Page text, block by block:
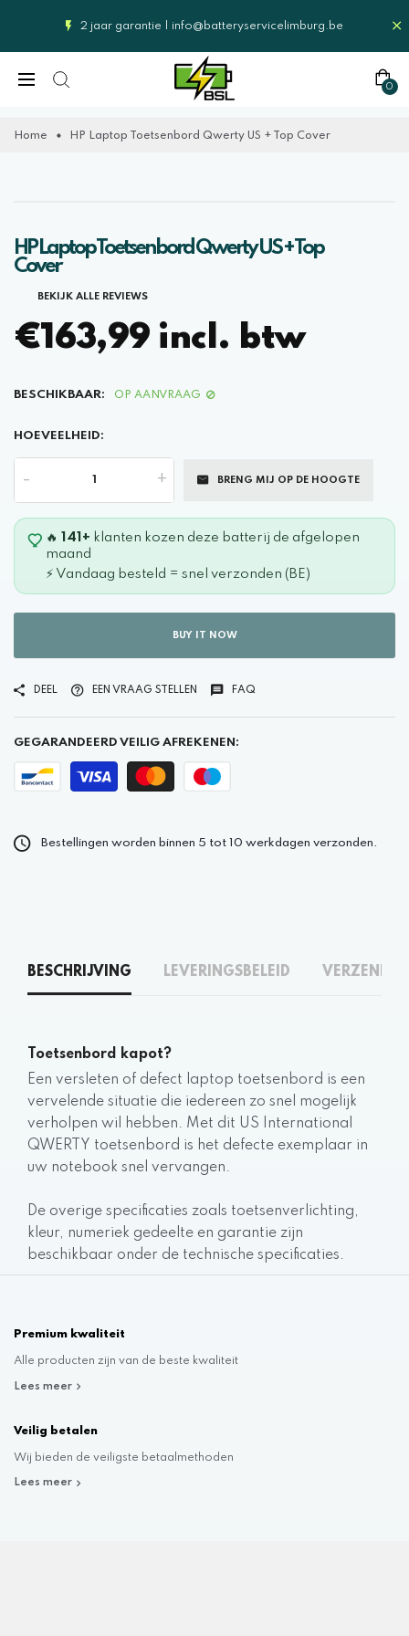
2 jaar garantie | info@batteryservicelimburg.be
0
Home HP Laptop Toetsenbord Qwerty US + Top Cover
HP Laptop Toetsenbord Qwerty US + Top
Cover
BEKIJK ALLE REVIEWS
€163,99 incl. btw
BESCHIKBAAR: OP AANVRAAG
HOEVEELHEID:
- + BRENG MIJ OP DE HOOGTE
🔥 141+ klanten kozen deze batterij de afgelopen
maand
⚡ Vandaag besteld = snel verzonden (BE)
BUY IT NOW
DEEL EEN VRAAG STELLEN FAQ
GEGARANDEERD VEILIG AFREKENEN:
Bestellingen worden binnen 5 tot 10 werkdagen verzonden.
BESCHRIJVING LEVERINGSBELEID
Toetsenbord kapot?
Een versleten of defect laptop toetsenbord is een
vervelende situatie die iedereen zo snel mogelijk
verholpen wil hebben. Met dit US International
QWERTY toetsenbord is het defecte exemplaar in
uw notebook snel vervangen.
De overige specificaties zoals toetsenverlichting,
kleur, numeriek gedeelte en garantie zijn
beschikbaar onder de technische specificaties.
Premium kwaliteit
Alle producten zijn van de beste kwaliteit
Lees meer
Veilig betalen
Wij bieden de veiligste betaalmethoden
Lees meer